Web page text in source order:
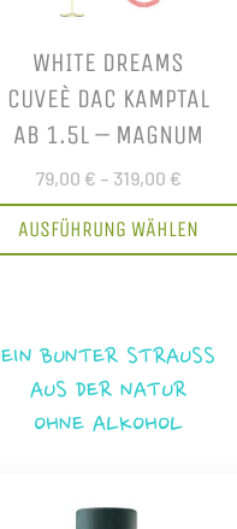
WHITE DREAMS
CUVEÈ DAC KAMPTAL
AB 1.5L – MAGNUM
79,00 € – 319,00 €
AUSFÜHRUNG WÄHLEN
EIN BUNTER STRAUSS
AUS DER NATUR
OHNE ALKOHOL